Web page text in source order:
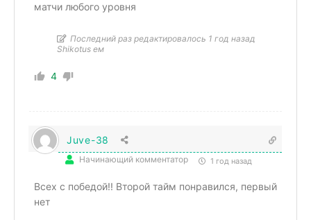
матчи любого уровня
Последний раз редактировалось 1 год назад
Shikotus ем
4
Juve-38
Начинающий комментатор 1 год назад
Всех с победой!! Второй тайм понравился, первый
нет